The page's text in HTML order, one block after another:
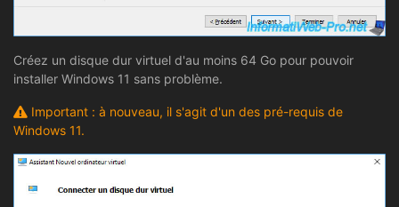
Créez un disque dur virtuel d'au moins 64 Go pour pouvoir
installer Windows 11 sans problème.
Important : à nouveau, il s'agit d'un des pré-requis de
Windows 11.